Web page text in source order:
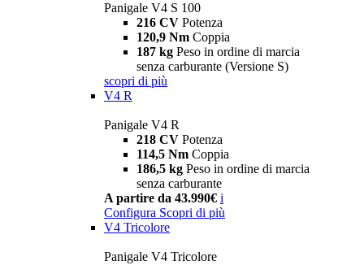
Panigale V4 S 100
216 CV Potenza
120,9 Nm Coppia
187 kg Peso in ordine di marcia
senza carburante (Versione S)
scopri di più
V4 R
Panigale V4 R
218 CV Potenza
114,5 Nm Coppia
186,5 kg Peso in ordine di marcia
senza carburante
A partire da 43.990€ i
Configura Scopri di più
V4 Tricolore
Panigale V4 Tricolore